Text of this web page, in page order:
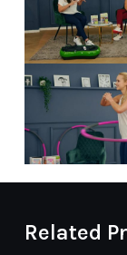
Related